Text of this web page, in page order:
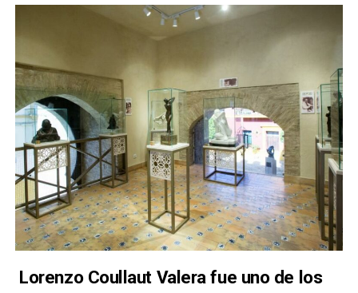
Lorenzo Coullaut Valera fue uno de los